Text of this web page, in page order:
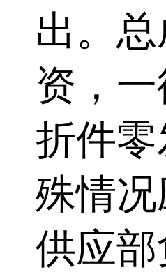
出。
资，
折件
殊情
供应部